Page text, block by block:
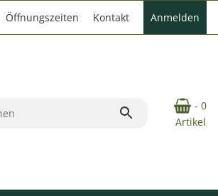
Öffnungszeiten Kontakt Anmelden
- 0
Artikel